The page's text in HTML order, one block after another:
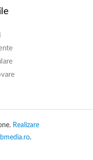
Realizare
.